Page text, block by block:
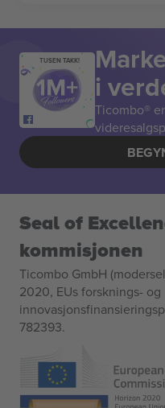
TUSEN TAKK!
i
Ticombo®
Seal of
kommisjonen
Ticombo GmbH
2020, EUs forsknings- og
782393.